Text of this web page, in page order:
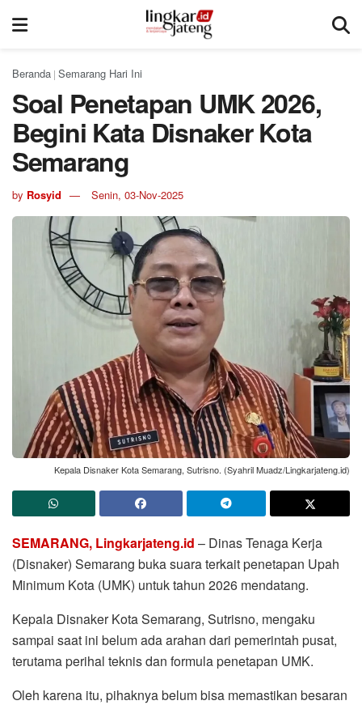
Beranda | Semarang Hari Ini
Soal Penetapan UMK 2026,
Begini Kata Disnaker Kota
Semarang
by Rosyid Senin, 03-Nov-2025
Kepala Disnaker Kota Semarang, Sutrisno. (Syahril Muadz/Lingkarjateng.id)
SEMARANG, Lingkarjateng.id – Dinas Tenaga Kerja
(Disnaker) Semarang buka suara terkait penetapan Upah
Minimum Kota (UMK) untuk tahun 2026 mendatang.
Kepala Disnaker Kota Semarang, Sutrisno, mengaku
sampai saat ini belum ada arahan dari pemerintah pusat,
terutama perihal teknis dan formula penetapan UMK.
Oleh karena itu, pihaknya belum bisa memastikan besaran